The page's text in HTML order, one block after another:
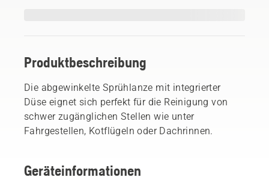
Produktbeschreibung
Die abgewinkelte Sprühlanze mit integrierter
Düse eignet sich perfekt für die Reinigung von
schwer zugänglichen Stellen wie unter
Fahrgestellen, Kotflügeln oder Dachrinnen.
Geräteinformationen